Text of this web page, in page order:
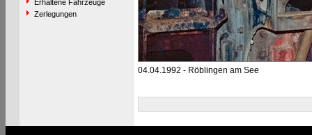
Erhaltene Fahrzeuge
Zerlegungen
04.04.1992 - Röblingen am See